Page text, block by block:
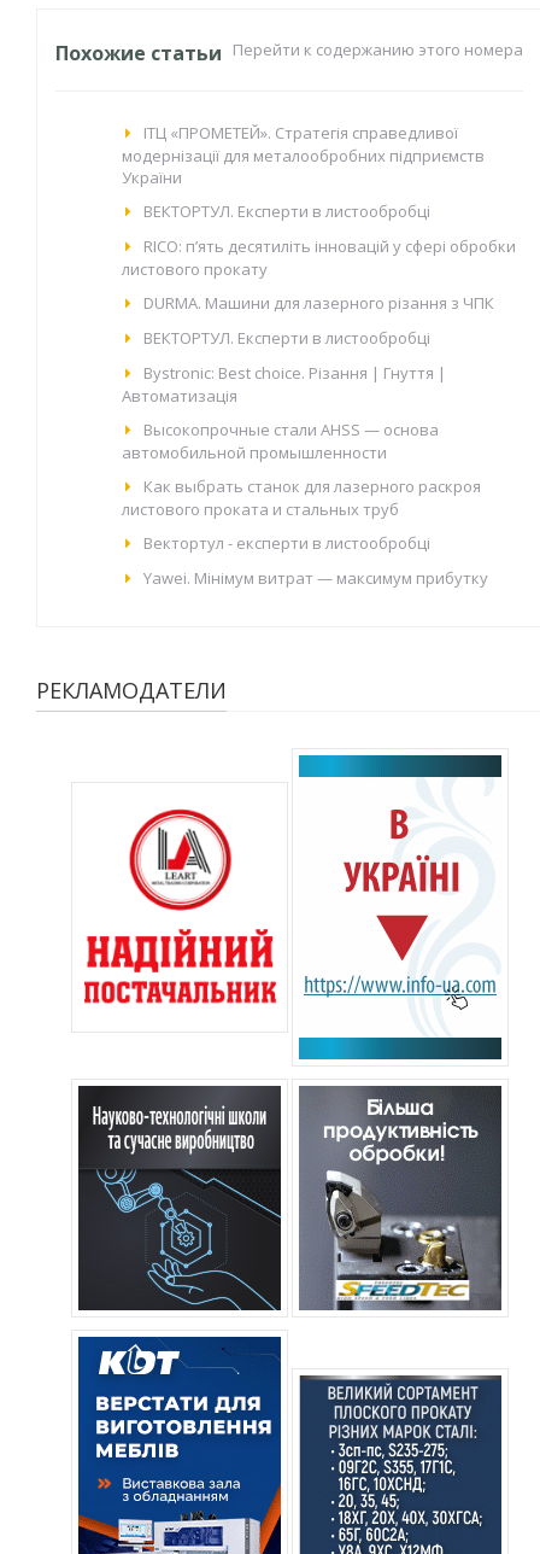
Похожие статьи Перейти к содержанию этого номера
IТЦ «ПРОМЕТЕЙ». Стратегія справедливої
модернізації для металообробних підприємств
України
ВЕКТОРТУЛ. Експерти в листообробці
RICO: п’ять десятиліть інновацій у сфері обробки
листового прокату
DURMA. Машини для лазерного різання з ЧПК
ВЕКТОРТУЛ. Експерти в листообробці
Bystronic: Best choice. Різання | Гнуття |
Автоматизація
Высокопрочные стали AHSS — основа
автомобильной промышленности
Как выбрать станок для лазерного раскроя
листового проката и стальных труб
Вектортул - експерти в листообробці
Yawei. Мінімум витрат — максимум прибутку
РЕКЛАМОДАТЕЛИ